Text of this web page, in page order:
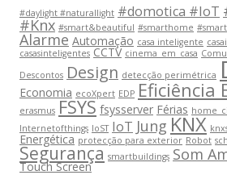
#daylight #naturallight #domotica #IoT
#Knx #smart&beautiful #smarthome
Alarme Automação casa inteligente
casasinteligentes CCTV cinema_em_casa
Descontos Design detecção perimétrica
Economia ecoXpert EDP Eficiência
erasmus FSYS fsysserver Férias
Internetofthings IoST IoT Jung KNX
Energética protecção para exterior Robot
Segurança smartbuildings Som
Touch Screen